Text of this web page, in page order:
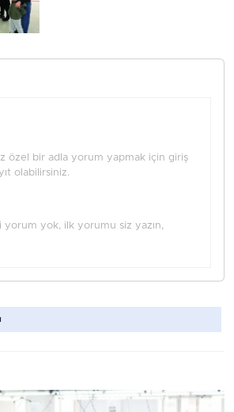
özel bir adla yorum yapmak için giriş
olabilirsiniz.
yorum yok, ilk yorumu siz yazın,